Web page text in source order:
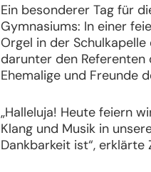
Ein besonderer Tag für
Gymnasiums: In einer
Orgel in der Schulkapelle
darunter den Referenten
Ehemalige und Freunde
„Halleluja! Heute feiern
Klang und Musik in
Dankbarkeit ist“,